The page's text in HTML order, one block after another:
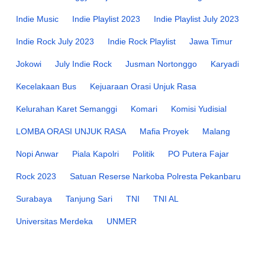
Indie Music Indie Playlist 2023 Indie Playlist July 2023
Indie Rock July 2023 Indie Rock Playlist Jawa Timur
Jokowi July Indie Rock Jusman Nortonggo Karyadi
Kecelakaan Bus Kejuaraan Orasi Unjuk Rasa
Kelurahan Karet Semanggi Komari Komisi Yudisial
LOMBA ORASI UNJUK RASA Mafia Proyek Malang
Nopi Anwar Piala Kapolri Politik PO Putera Fajar
Rock 2023 Satuan Reserse Narkoba Polresta Pekanbaru
Surabaya Tanjung Sari TNI TNI AL
Universitas Merdeka UNMER